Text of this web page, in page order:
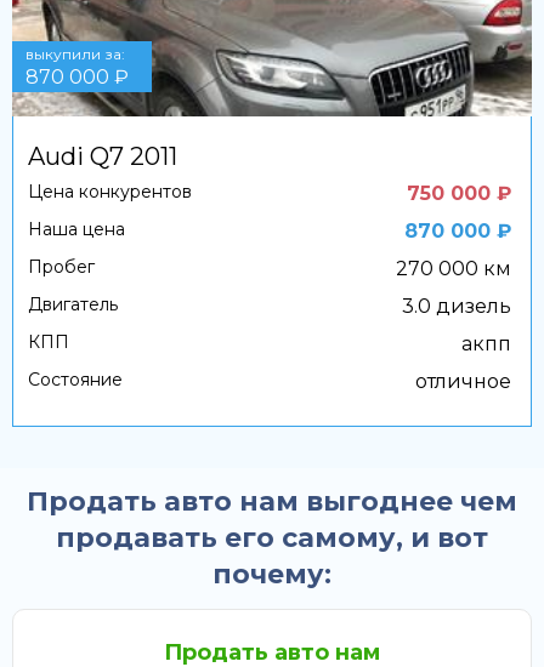
выкупили за:
870 000 ₽
Audi Q7 2011
Цена конкурентов 750 000 ₽
Наша цена 870 000 ₽
Пробег 270 000 км
Двигатель 3.0 дизель
КПП акпп
Состояние отличное
Продать авто нам выгоднее чем
продавать его самому, и вот
почему:
Продать авто нам